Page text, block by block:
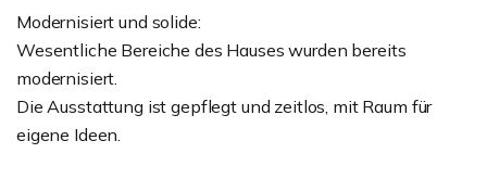
Modernisiert und solide:
Wesentliche Bereiche des Hauses wurden bereits
modernisiert.
Die Ausstattung ist gepflegt und zeitlos, mit Raum für
eigene Ideen.